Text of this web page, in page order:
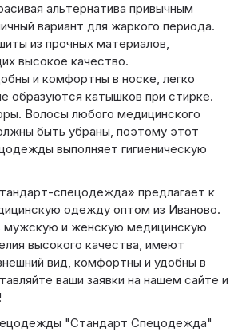
альтернатива привычным
вариант для жаркого периода.
из прочных материалов,
высокое качество.
и комфортны в носке, легко
образуются катышков при стирке.
Волосы любого медицинского
быть убраны, поэтому этот
выполняет гигиеническую
спецодежда» предлагает к
одежду оптом из Иваново.
мужскую и женскую медицинскую
высокого качества, имеют
вид, комфортны и удобны в
ваши заявки на нашем сайте и
"Стандарт Спецодежда"